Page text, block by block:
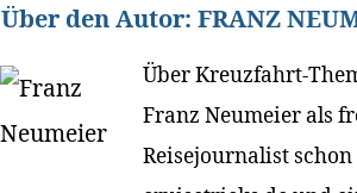
Über den Autor: FRANZ
Über Kreuzfahrt-
Franz Neumeier als
Reisejournalist